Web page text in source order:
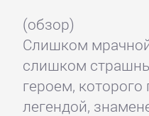
(обзор)
Слишком
слишком
героем,
легендой,